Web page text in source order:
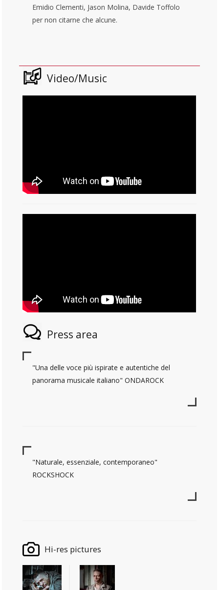
Emidio Clementi, Jason Molina, Davide Toffolo
per non citarne che alcune.
Video/Music
Press area
"Una delle voce più ispirate e autentiche del
panorama musicale italiano" ONDAROCK
"Naturale, essenziale, contemporaneo"
ROCKSHOCK
Hi-res pictures